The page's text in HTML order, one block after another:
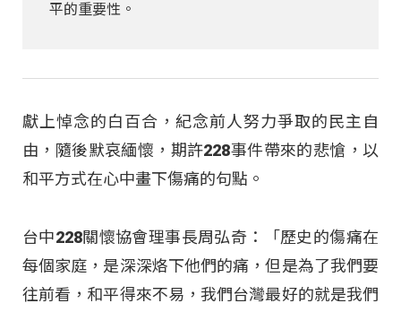
平的重要性。
獻上悼念的白百合，紀念前人努力爭取的民主自
由，隨後默哀緬懷，期許228事件帶來的悲愴，以
和平方式在心中畫下傷痛的句點。
台中228關懷協會理事長周弘奇：「歷史的傷痛在
每個家庭，是深深烙下他們的痛，但是為了我們要
往前看，和平得來不易，我們台灣最好的就是我們